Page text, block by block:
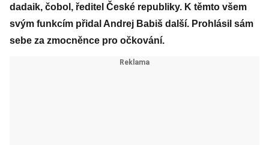
dadaik, čobol, ředitel České republiky. K těmto všem
svým funkcím přidal Andrej Babiš další. Prohlásil sám
sebe za zmocněnce pro očkování.